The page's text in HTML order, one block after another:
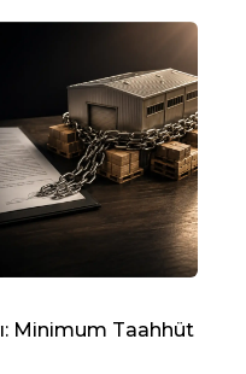
Minimum Taahhüt